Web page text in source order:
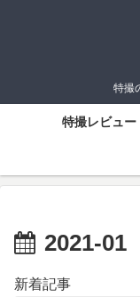
特撮
特撮レビュー
2021-01
新着記事